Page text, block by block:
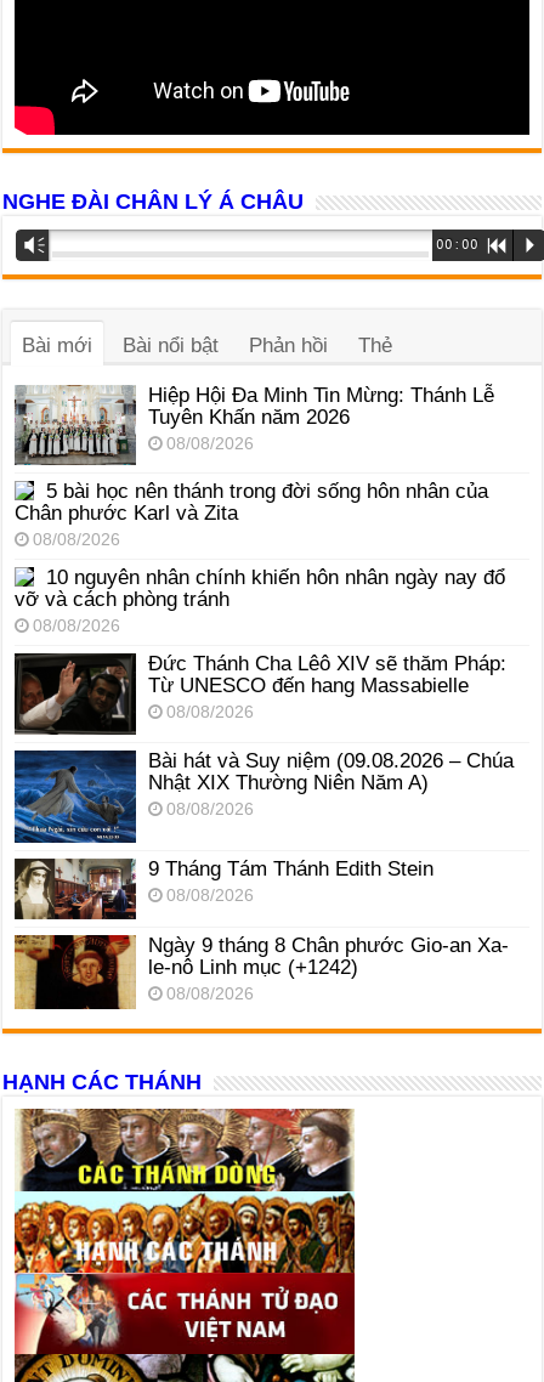
NGHE ĐÀI CHÂN LÝ Á CHÂU
Trình
phát
âm
Vm 00:00 R P
Bài mới Bài nổi bật Phản hồi Thẻ
Hiệp Hội Đa Minh Tin Mừng: Thánh Lễ
Tuyên Khấn năm 2026
08/08/2026
5 bài học nên thánh trong đời sống hôn nhân của
Chân phước Karl và Zita
08/08/2026
10 nguyên nhân chính khiến hôn nhân ngày nay đổ
vỡ và cách phòng tránh
08/08/2026
Đức Thánh Cha Lêô XIV sẽ thăm Pháp:
Từ UNESCO đến hang Massabielle
08/08/2026
Bài hát và Suy niệm (09.08.2026 – Chúa
Nhật XIX Thường Niên Năm A)
08/08/2026
9 Tháng Tám Thánh Edith Stein
08/08/2026
Ngày 9 tháng 8 Chân phước Gio-an Xa-
le-nô Linh mục (+1242)
08/08/2026
HẠNH CÁC THÁNH